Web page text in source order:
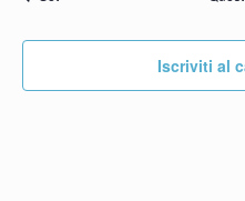
Iscriviti al